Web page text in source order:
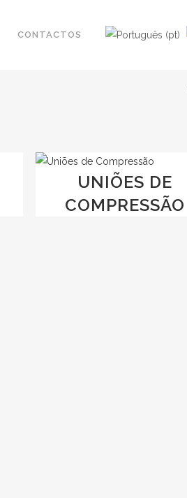
CONTACTOS
UNIÕES DE
COMPRESSÃO